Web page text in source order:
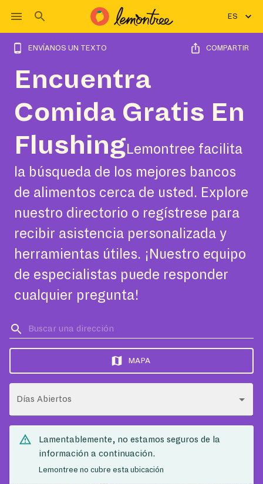
ES
ENVÍANOS UN TEXTO COMPARTIR
Encuentra
Comida Gratis En
Flushing Lemontree facilita
la búsqueda de los mejores bancos
de alimentos cerca de usted. Explore
nuestro directorio o regístrese para
recibir asistencia personalizada y
herramientas útiles. ¡Nuestro equipo
de especialistas puede responder
cualquier pregunta!
MAPA
Días Abiertos
Lamentablemente, no estamos seguros de la
información a continuación.
Lemontree no cubre esta ubicación